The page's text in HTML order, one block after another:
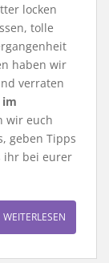
locken
tolle
haben wir
verraten
wir euch
geben Tipps
ihr bei eurer
WEITERLESEN